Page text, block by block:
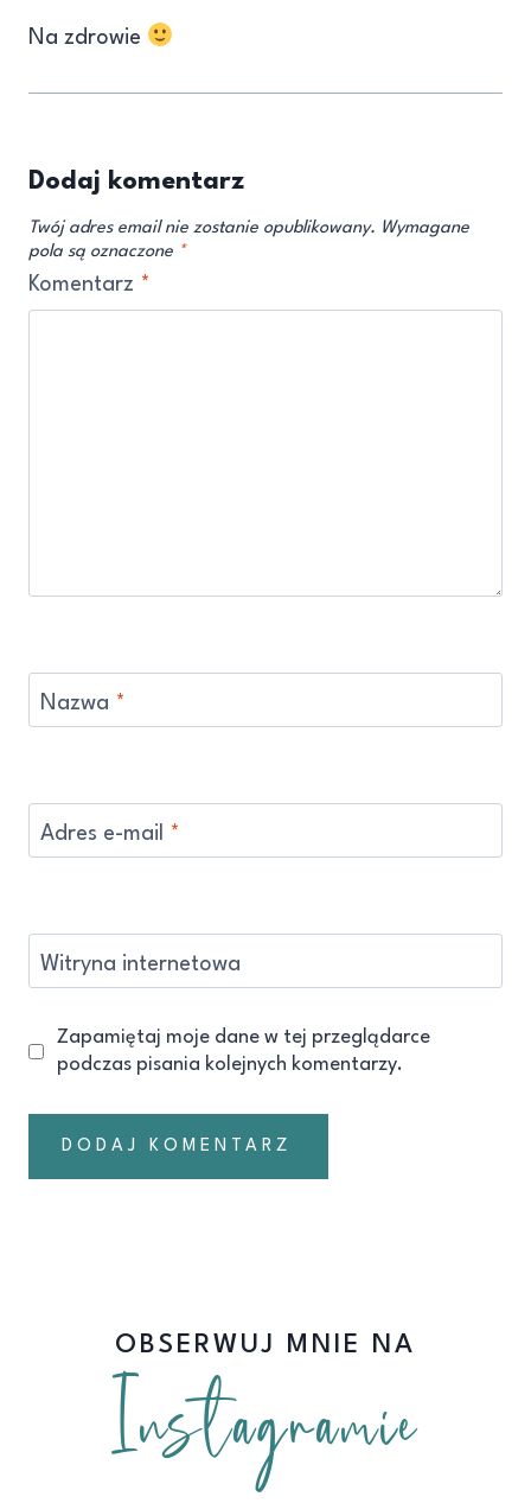
Na zdrowie
Dodaj komentarz
Twój adres email nie zostanie opublikowany. Wymagane
pola są oznaczone *
Komentarz *
Nazwa *
Adres e-mail *
Witryna internetowa
Zapamiętaj moje dane w tej przeglądarce
podczas pisania kolejnych komentarzy.
OBSERWUJ MNIE NA
Instagramie